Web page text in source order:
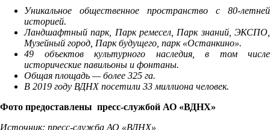
Уникальное общественное пространство с 80-летней
историей.
Ландшафтный парк, Парк ремесел, Парк знаний, ЭКСПО,
Музейный город, Парк будущего, парк «Останкино».
49 объектов культурного наследия, в том числе
исторические павильоны и фонтаны.
Общая площадь — более 325 га.
В 2019 году ВДНХ посетили 33 миллиона человек.
Фото предоставлены пресс-службой АО «ВДНХ»
Источник: пресс-служба АО «ВДНХ»